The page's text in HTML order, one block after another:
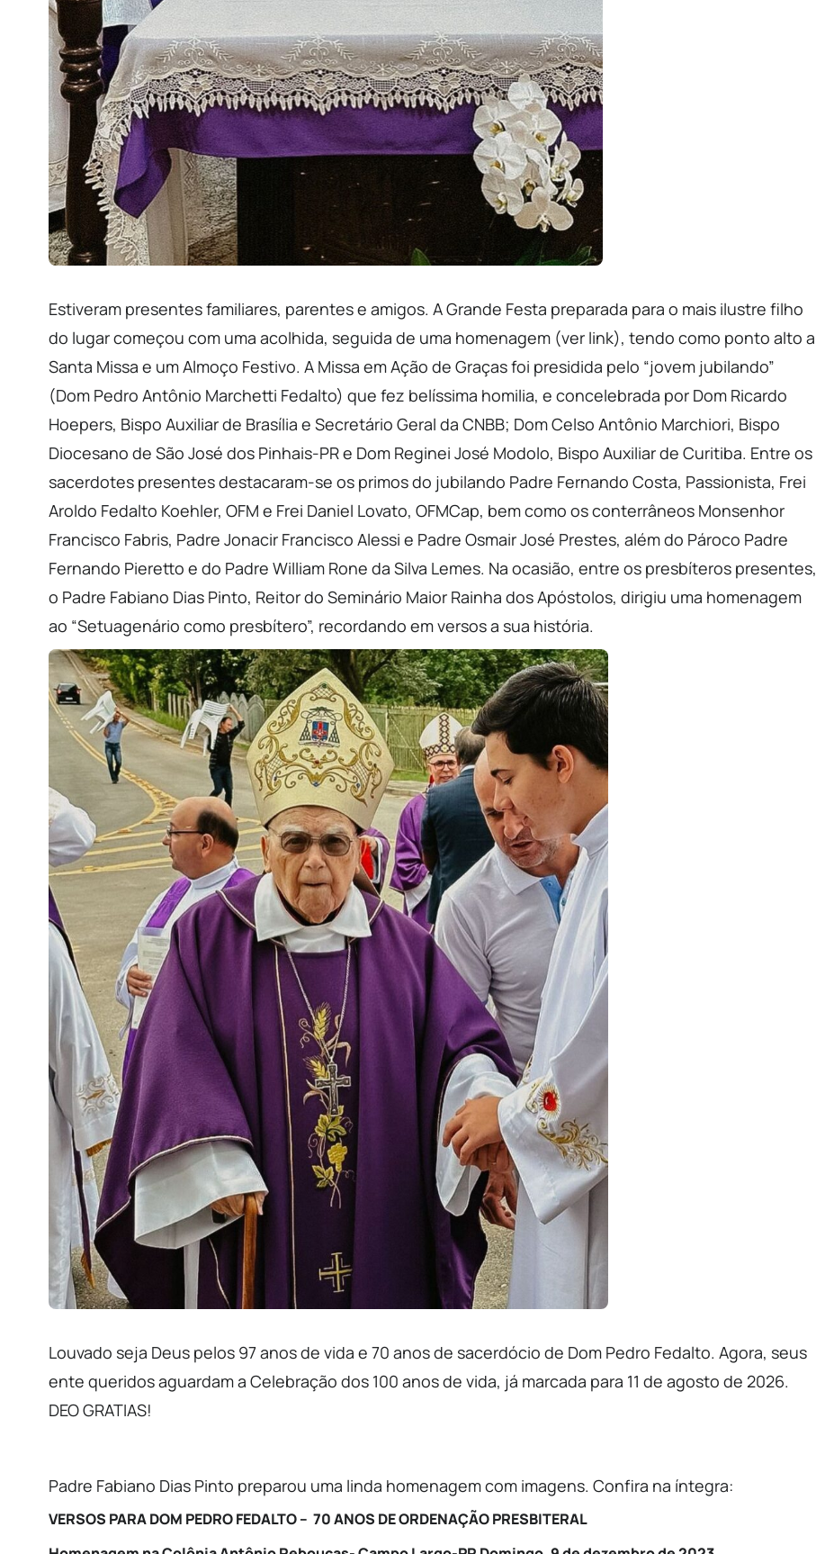
Estiveram presentes familiares, parentes e amigos. A Grande Festa preparada para o mais ilustre filho
do lugar começou com uma acolhida, seguida de uma homenagem (ver link), tendo como ponto alto a
Santa Missa e um Almoço Festivo. A Missa em Ação de Graças foi presidida pelo “jovem jubilando”
(Dom Pedro Antônio Marchetti Fedalto) que fez belíssima homilia, e concelebrada por Dom Ricardo
Hoepers, Bispo Auxiliar de Brasília e Secretário Geral da CNBB; Dom Celso Antônio Marchiori, Bispo
Diocesano de São José dos Pinhais-PR e Dom Reginei José Modolo, Bispo Auxiliar de Curitiba. Entre os
sacerdotes presentes destacaram-se os primos do jubilando Padre Fernando Costa, Passionista, Frei
Aroldo Fedalto Koehler, OFM e Frei Daniel Lovato, OFMCap, bem como os conterrâneos Monsenhor
Francisco Fabris, Padre Jonacir Francisco Alessi e Padre Osmair José Prestes, além do Pároco Padre
Fernando Pieretto e do Padre William Rone da Silva Lemes. Na ocasião, entre os presbíteros presentes,
o Padre Fabiano Dias Pinto, Reitor do Seminário Maior Rainha dos Apóstolos, dirigiu uma homenagem
ao “Setuagenário como presbítero”, recordando em versos a sua história.
Louvado seja Deus pelos 97 anos de vida e 70 anos de sacerdócio de Dom Pedro Fedalto. Agora, seus
ente queridos aguardam a Celebração dos 100 anos de vida, já marcada para 11 de agosto de 2026.
DEO GRATIAS!
Padre Fabiano Dias Pinto preparou uma linda homenagem com imagens. Confira na íntegra:
VERSOS PARA DOM PEDRO FEDALTO – 70 ANOS DE ORDENAÇÃO PRESBITERAL